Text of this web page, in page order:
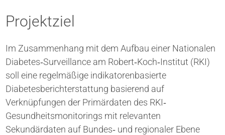
Projektziel
Im Zusammenhang mit dem Aufbau einer Nationalen
Diabetes‐Surveillance am Robert‐Koch‐Institut (RKI)
soll eine regelmäßige indikatorenbasierte
Diabetesberichterstattung basierend auf
Verknüpfungen der Primärdaten des RKI‐
Gesundheitsmonitorings mit relevanten
Sekundärdaten auf Bundes‐ und regionaler Ebene